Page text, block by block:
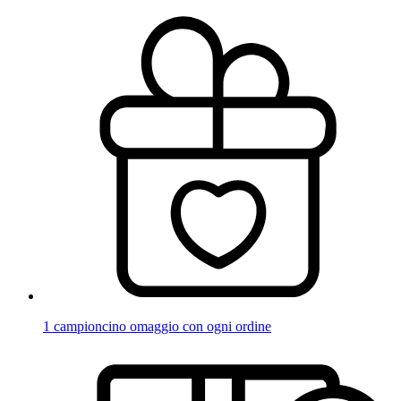
1 campioncino omaggio con ogni ordine